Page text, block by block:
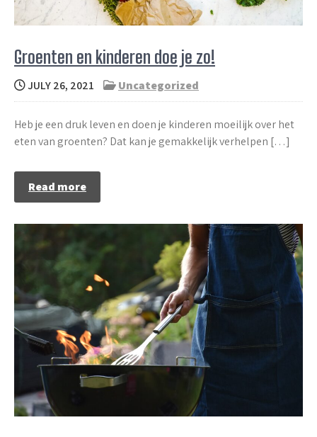
Groenten en kinderen doe je zo!
JULY 26, 2021 Uncategorized
Heb je een druk leven en doen je kinderen moeilijk over het
eten van groenten? Dat kan je gemakkelijk verhelpen […]
Read more